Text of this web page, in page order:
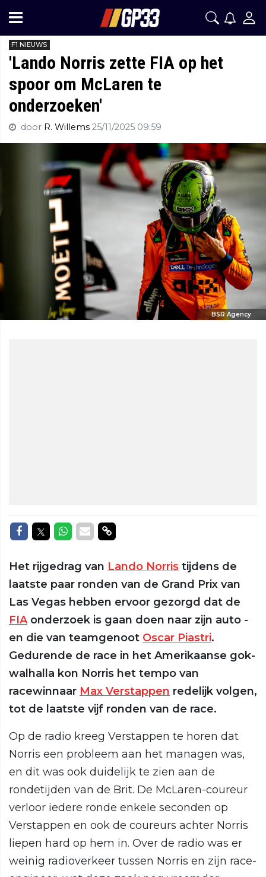
F1 NIEUWS
'Lando Norris zette FIA op het
spoor om McLaren te
onderzoeken'
door R. Willems 25/11/2025 09:59
BSR Agency
Delen op Facebook
Delen op Twitter
Delen op Whatsapp
Delen via Mail
Delen via link
Het rijgedrag van Lando Norris tijdens de
laatste paar ronden van de Grand Prix van
Las Vegas hebben ervoor gezorgd dat de
FIAonderzoek is gaan doen naar zijn auto -
en die van teamgenoot Oscar Piastri.
Gedurende de race in het Amerikaanse gok-
walhalla kon Norris het tempo van
racewinnaar Max Verstappen redelijk volgen,
tot de laatste vijf ronden van de race.
Op de radio kreeg Verstappen te horen dat
Norris een probleem aan het managen was,
en dit was ook duidelijk te zien aan de
rondetijden van de Brit. De McLaren-coureur
verloor iedere ronde enkele seconden op
Verstappen en ook de coureurs achter Norris
liepen hard op hem in. Over de radio was er
weinig radioverkeer tussen Norris en zijn race-